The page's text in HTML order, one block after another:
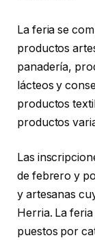
La feria se
productos
panadería,
lácteos y
productos
productos
Las
de febrero y
y artesanas
Herria. La
puestos por